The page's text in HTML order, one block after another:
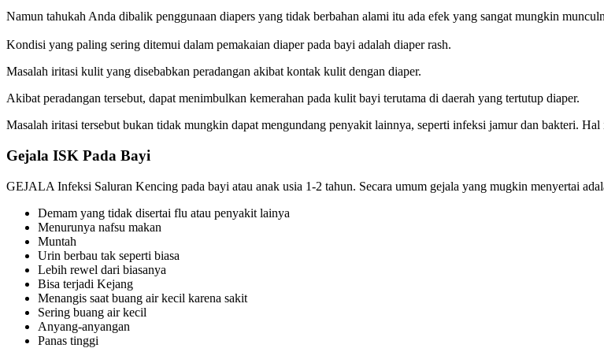
Namun tahukah Anda dibalik penggunaan diapers yang tidak berbahan alami itu ada efek yang sangat mungkin
Kondisi yang paling sering ditemui dalam pemakaian diaper pada bayi adalah diaper rash.
Masalah iritasi kulit yang disebabkan peradangan akibat kontak kulit dengan diaper.
Akibat peradangan tersebut, dapat menimbulkan kemerahan pada kulit bayi terutama di daerah yang tertutup diaper.
Masalah iritasi tersebut bukan tidak mungkin dapat mengundang penyakit lainnya, seperti infeksi jamur dan bakteri.
Gejala ISK Pada Bayi
GEJALA Infeksi Saluran Kencing pada bayi atau anak usia 1-2 tahun. Secara umum gejala yang mugkin menyertai
Demam yang tidak disertai flu atau penyakit lainya
Menurunya nafsu makan
Muntah
Urin berbau tak seperti biasa
Lebih rewel dari biasanya
Bisa terjadi Kejang
Menangis saat buang air kecil karena sakit
Sering buang air kecil
Anyang-anyangan
Panas tinggi